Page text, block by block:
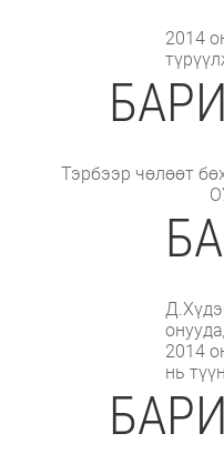
2014
Тэрбээр чөлөөт
2014
нь